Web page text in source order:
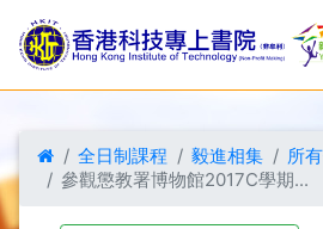
全日制課程 毅進相集
所
參觀懲教署博物館2017C學期...